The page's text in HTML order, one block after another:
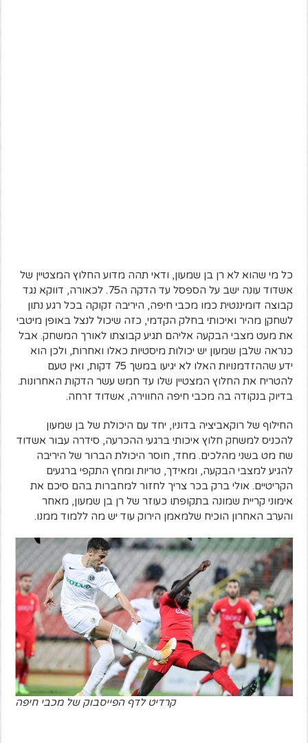
כל מי שהוא לא רן בן שמעון, ודאי תהה מדוע החלוץ המצטיין של
אשדוד עונה ישב על הספסל עד הדקה ה75. לכאורה, דווקא נגד
קבוצה דומיננטית כמו מכבי חיפה, היריבה זקוקה בכל רגע נתון
לשחקן מהיר ואיכותי בחלק הקדמי, כזה שיכול לנצל באופן מיטבי
את מעט מצבי הבקעה אליהם תגיע קבוצתו לאורך המשחק. אבל
כנראה שלבן שמעון יש יכולות מיסטיות כאלו ואחרות, ולכן הוא
ידע שההזדמנויות האלו לא יגיעו במשך 75 דקות, ואין טעם
להטריח את החלוץ המצטיין שלו עד חמש עשר הדקות האחרונות.
בדיוק בנקודה בה מכבי חיפה החווירה, אשדוד זרחה.
החילוף של רוקאביציה בדוניו, יחד עם היכולת של בן שמעון
להכניס למשחק חלוץ איכותי ברגעי ההכרעה, סידרה עבור אשדוד
שח מט בשני מהלכים. מחד, חוסר היכולת הברור של היריבה
להגיע למצבי הבקעה, ומאידך, טריות ומחץ התקפי ברגעים
הקריטיים. אולי ברק בכר צריך לחזור למחברות בהם סיכם את
אימוני קריית שמונה בתקופתו כעוזר של רן בן שמעון, מאחר
והערב האחרון הוכיח שלמאמן הירוק עוד יש מה ללמוד ממנו.
קרדיט לדף הפייסבוק של מכבי חיפה